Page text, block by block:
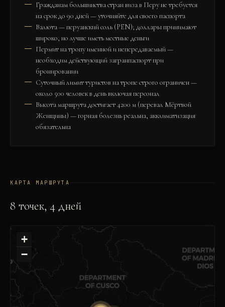
Гражданам большинства стран виза в Перу не требуется
на срок до 90 дней — уточняйте для своего паспорта
Валюта — перуанский соль (PEN); доллары принимают
широко, но лучше иметь местные деньги
Пермит на тропу именной и непередаваемый —
необходим действующий загранпаспорт при
бронировании
Суточный лимит туристов на тропе строго ограничен —
около 500 человек в день включая персонал
Высота маршрута достигает 4200 м (перевал Мёртвой
Женщины) — горная болезнь реальна, акклиматизация
обязательна
КАРТА МАРШРУТА
8 точек, 4 дней
+
−